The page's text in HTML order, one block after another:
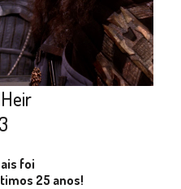
foi
25 anos!